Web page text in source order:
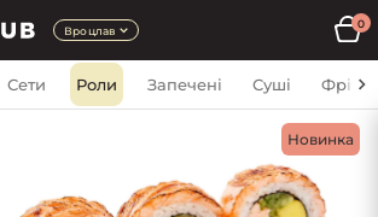
Вроцлав
0
Сети Роли Запечені Суші Фрі
Новинка